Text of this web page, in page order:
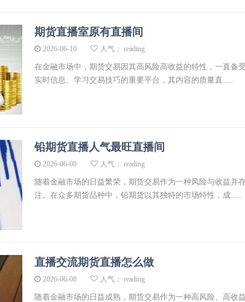
期货直播室原有直播间
2026-06-10 人气： reading
在金融市场中，期货交易因其高风险高收益的特性，一直备
实时信息、学习交易技巧的重要平台，其内容的质量直......
铅期货直播人气最旺直播间
2026-06-08 人气： reading
随着金融市场的日益繁荣，期货交易作为一种风险与收益并
注。在众多期货品种中，铅期货以其独特的市场特性，成......
直播交流期货直播怎么做
2026-06-08 人气： reading
随着金融市场的日益成熟，期货交易作为一种高风险、高收